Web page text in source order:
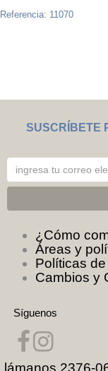
Referencia: 11070
SUSCRÍBETE
¿Cómo
Áreas y
Políticas
Cambios y
Síguenos